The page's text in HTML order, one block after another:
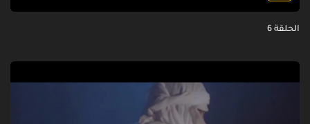
الحلقة 6